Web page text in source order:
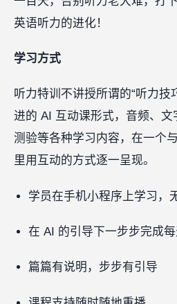
英语听力的进化！
学习方式
听力特训不讲授所谓的“听力技
进的 AI 互动课形式，音频、
测验等各种学习内容，在一个
里用互动的方式逐一呈现。
学员在手机小程序上学习，
在 AI 的引导下一步步完成
篇篇有说明，步步有引导